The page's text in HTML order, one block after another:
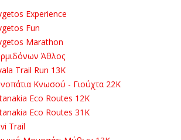
Experience
Fun
Marathon
Άθλος
Trail Run 13K
Κνωσού - Γιούχτα 22Κ
Eco Routes 12K
Eco Routes 31K
Trail